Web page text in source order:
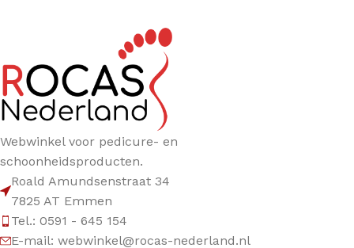
Webwinkel voor pedicure- en
schoonheidsproducten.
Roald Amundsenstraat 34
7825 AT Emmen
Tel.: 0591 - 645 154
E-mail: webwinkel@rocas-nederland.nl